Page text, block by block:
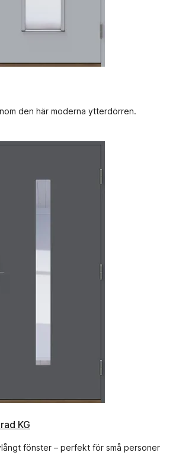
den här moderna ytterdörren.
KG
fönster – perfekt för små personer